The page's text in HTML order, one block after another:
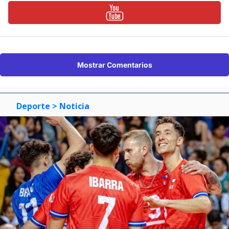
Mostrar Comentarios
Deporte > Noticia